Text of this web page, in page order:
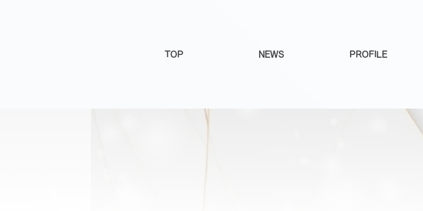
TOP NEWS PROFILE